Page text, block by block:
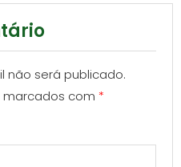
não será publicado.
com *